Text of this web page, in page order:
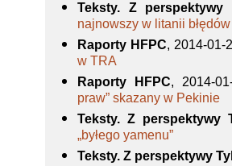
Teksty. Z perspektywy
najnowszy w litanii błędów
Raporty HFPC, 2014-01-
w TRA
Raporty HFPC, 2014-
praw” skazany w Pekinie
Teksty. Z perspektywy
„byłego yamenu”
Teksty. Z perspektywy